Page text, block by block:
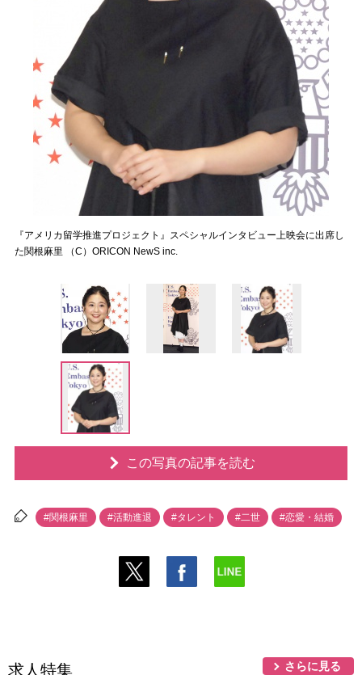
『アメリカ留学推進プロジェクト』スペシャルインタビュー上映会に出席し
た関根麻里 （C）ORICON NewS inc.
この写真の記事を読む
#関根麻里 #活動進退 #タレント #二世 #恋愛・結婚
求人特集 さらに見る